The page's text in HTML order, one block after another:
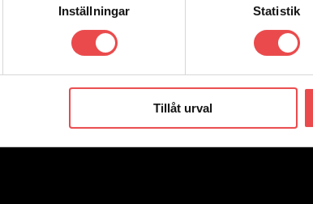
Inställningar Statistik
Tillåt urval